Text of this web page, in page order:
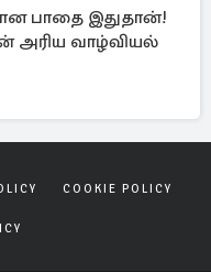
பாதை இதுதான்!
அரிய வாழ்வியல்
COOKIE POLICY